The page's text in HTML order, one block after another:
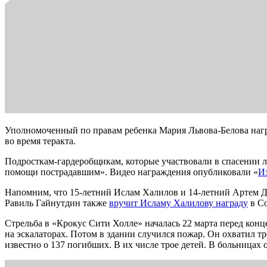
Уполномоченный по правам ребенка Мария Львова-Белова
во время теракта.
Подросткам-гардеробщикам, которые участвовали в
помощи пострадавшим». Видео награждения опубликовали «
Напомним, что 15-летний Ислам Халилов и 14-летний Артем
Равиль Гайнутдин также вручит Исламу Халилову награду в
Стрельба в «Крокус Сити Холле» началась 22 марта перед
на эскалаторах. Потом в здании случился пожар. Он охватил
известно о 137 погибших. В их числе трое детей. В